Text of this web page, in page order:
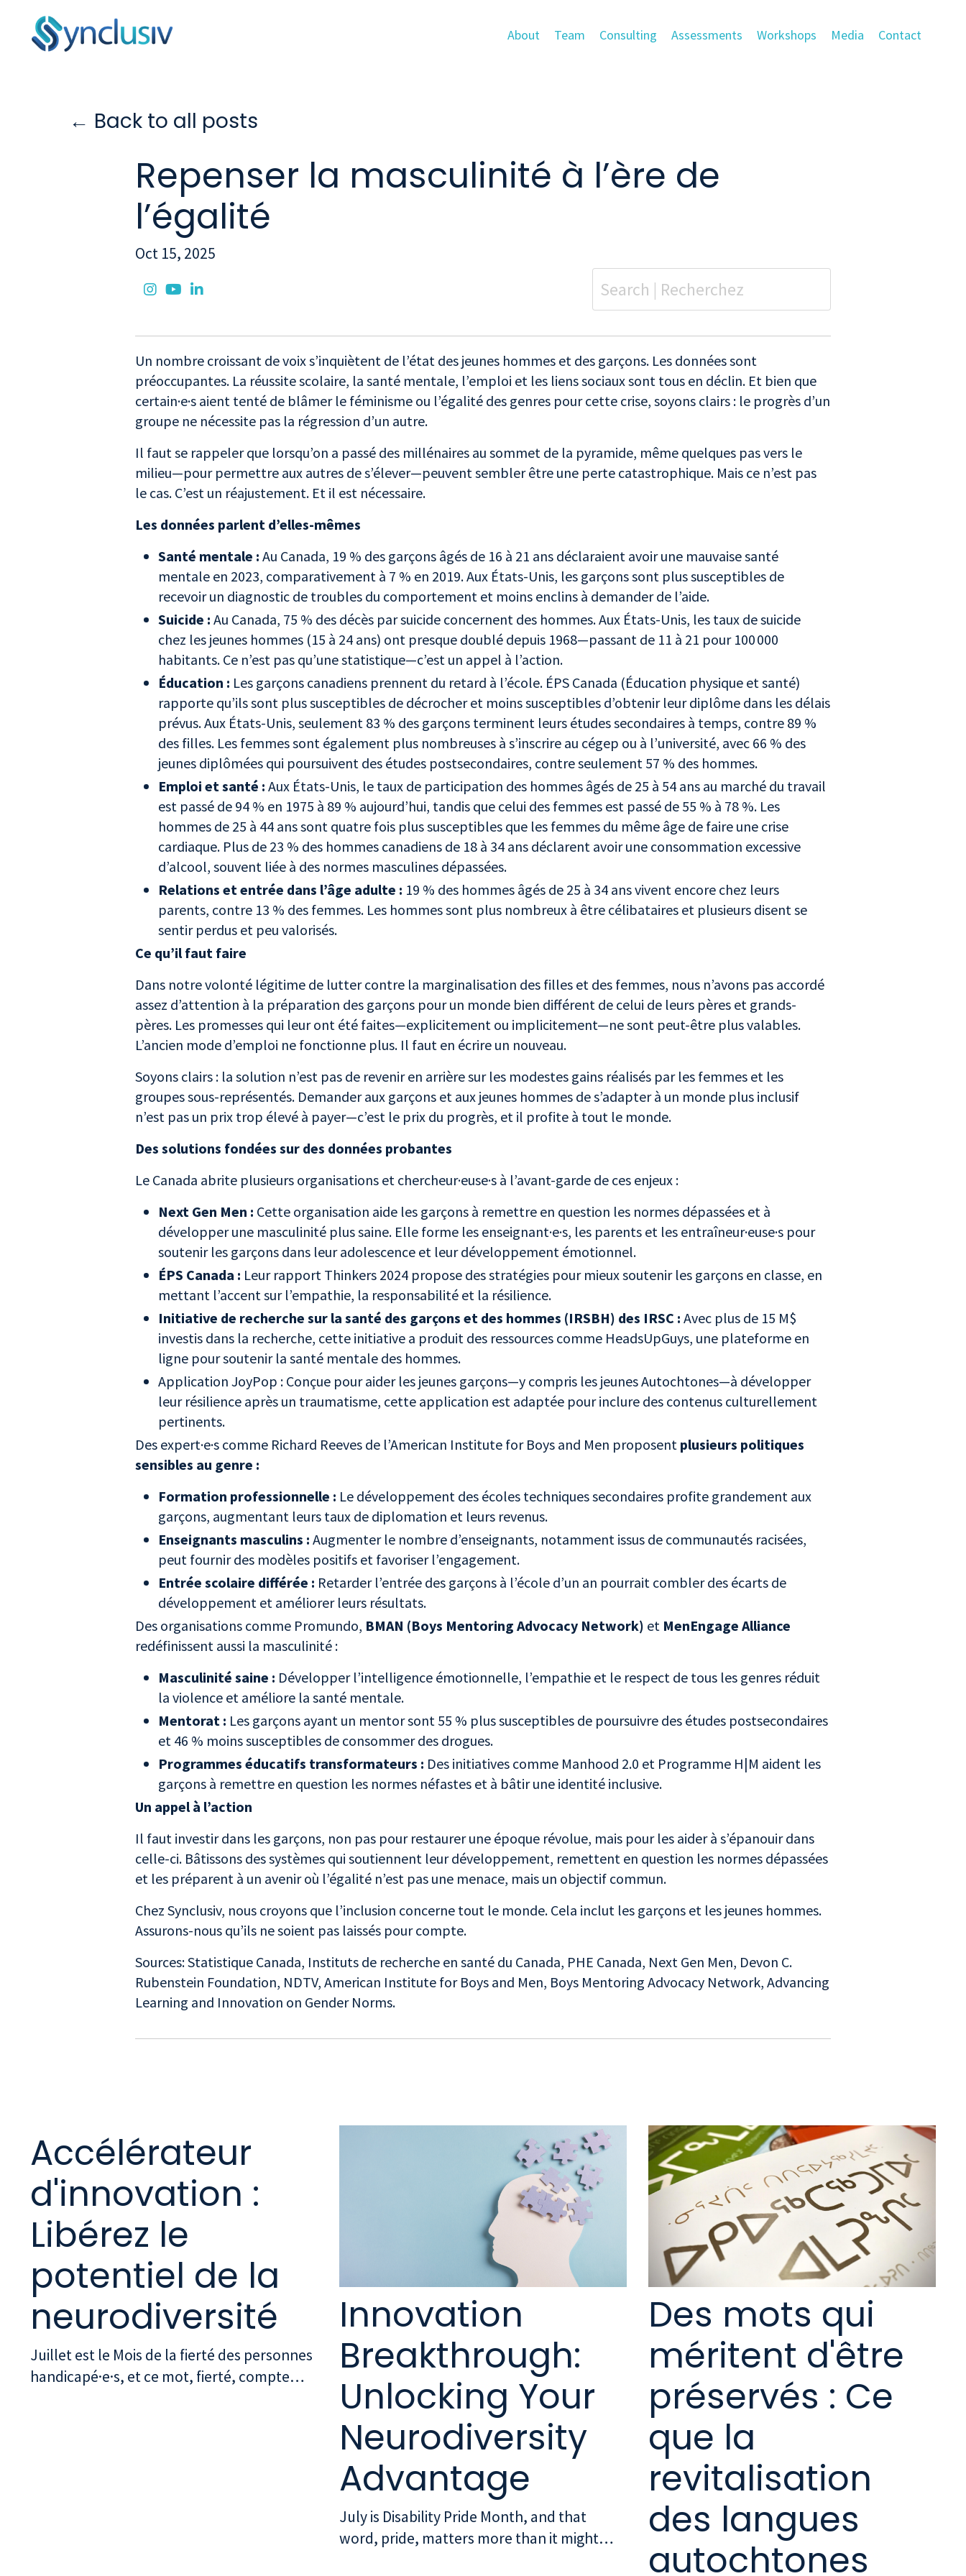
About Team Consulting Assessments Workshops Media Contact
← Back to all posts
Repenser la masculinité à l’ère de
l’égalité
Oct 15, 2025
Un nombre croissant de voix s’inquiètent de l’état des jeunes hommes et des garçons. Les données sont
préoccupantes. La réussite scolaire, la santé mentale, l’emploi et les liens sociaux sont tous en déclin. Et bien que
certain·e·s aient tenté de blâmer le féminisme ou l’égalité des genres pour cette crise, soyons clairs : le progrès d’un
groupe ne nécessite pas la régression d’un autre.
Il faut se rappeler que lorsqu’on a passé des millénaires au sommet de la pyramide, même quelques pas vers le
milieu—pour permettre aux autres de s’élever—peuvent sembler être une perte catastrophique. Mais ce n’est pas
le cas. C’est un réajustement. Et il est nécessaire.
Les données parlent d’elles-mêmes
Santé mentale :Au Canada, 19 % des garçons âgés de 16 à 21 ans déclaraient avoir une mauvaise santé
mentale en 2023, comparativement à 7 % en 2019. Aux États-Unis, les garçons sont plus susceptibles de
recevoir un diagnostic de troubles du comportement et moins enclins à demander de l’aide.
Suicide : Au Canada, 75 % des décès par suicide concernent des hommes. Aux États-Unis, les taux de suicide
chez les jeunes hommes (15 à 24 ans) ont presque doublé depuis 1968—passant de 11 à 21 pour 100 000
habitants. Ce n’est pas qu’une statistique—c’est un appel à l’action.
Éducation : Les garçons canadiens prennent du retard à l’école. ÉPS Canada (Éducation physique et santé)
rapporte qu’ils sont plus susceptibles de décrocher et moins susceptibles d’obtenir leur diplôme dans les délais
prévus. Aux États-Unis, seulement 83 % des garçons terminent leurs études secondaires à temps, contre 89 %
des filles. Les femmes sont également plus nombreuses à s’inscrire au cégep ou à l’université, avec 66 % des
jeunes diplômées qui poursuivent des études postsecondaires, contre seulement 57 % des hommes.
Emploi et santé : Aux États-Unis, le taux de participation des hommes âgés de 25 à 54 ans au marché du travail
est passé de 94 % en 1975 à 89 % aujourd’hui, tandis que celui des femmes est passé de 55 % à 78 %. Les
hommes de 25 à 44 ans sont quatre fois plus susceptibles que les femmes du même âge de faire une crise
cardiaque. Plus de 23 % des hommes canadiens de 18 à 34 ans déclarent avoir une consommation excessive
d’alcool, souvent liée à des normes masculines dépassées.
Relations et entrée dans l’âge adulte : 19 % des hommes âgés de 25 à 34 ans vivent encore chez leurs
parents, contre 13 % des femmes. Les hommes sont plus nombreux à être célibataires et plusieurs disent se
sentir perdus et peu valorisés.
Ce qu’il faut faire
Dans notre volonté légitime de lutter contre la marginalisation des filles et des femmes, nous n’avons pas accordé
assez d’attention à la préparation des garçons pour un monde bien différent de celui de leurs pères et grands-
pères. Les promesses qui leur ont été faites—explicitement ou implicitement—ne sont peut-être plus valables.
L’ancien mode d’emploi ne fonctionne plus. Il faut en écrire un nouveau.
Soyons clairs : la solution n’est pas de revenir en arrière sur les modestes gains réalisés par les femmes et les
groupes sous-représentés. Demander aux garçons et aux jeunes hommes de s’adapter à un monde plus inclusif
n’est pas un prix trop élevé à payer—c’est le prix du progrès, et il profite à tout le monde.
Des solutions fondées sur des données probantes
Le Canada abrite plusieurs organisations et chercheur·euse·s à l’avant-garde de ces enjeux :
Next Gen Men : Cette organisation aide les garçons à remettre en question les normes dépassées et à
développer une masculinité plus saine. Elle forme les enseignant·e·s, les parents et les entraîneur·euse·s pour
soutenir les garçons dans leur adolescence et leur développement émotionnel.
ÉPS Canada : Leur rapport Thinkers 2024 propose des stratégies pour mieux soutenir les garçons en classe, en
mettant l’accent sur l’empathie, la responsabilité et la résilience.
Initiative de recherche sur la santé des garçons et des hommes (IRSBH) des IRSC :Avec plus de 15 M$
investis dans la recherche, cette initiative a produit des ressources comme HeadsUpGuys, une plateforme en
ligne pour soutenir la santé mentale des hommes.
Application JoyPop : Conçue pour aider les jeunes garçons—y compris les jeunes Autochtones—à développer
leur résilience après un traumatisme, cette application est adaptée pour inclure des contenus culturellement
pertinents.
Des expert·e·s comme Richard Reeves de l’American Institute for Boys and Men proposent plusieurs politiques
sensibles au genre :
Formation professionnelle : Le développement des écoles techniques secondaires profite grandement aux
garçons, augmentant leurs taux de diplomation et leurs revenus.
Enseignants masculins : Augmenter le nombre d’enseignants, notamment issus de communautés racisées,
peut fournir des modèles positifs et favoriser l’engagement.
Entrée scolaire différée : Retarder l’entrée des garçons à l’école d’un an pourrait combler des écarts de
développement et améliorer leurs résultats.
Des organisations comme Promundo, BMAN (Boys Mentoring Advocacy Network) et MenEngage Alliance
redéfinissent aussi la masculinité :
Masculinité saine : Développer l’intelligence émotionnelle, l’empathie et le respect de tous les genres réduit
la violence et améliore la santé mentale.
Mentorat : Les garçons ayant un mentor sont 55 % plus susceptibles de poursuivre des études postsecondaires
et 46 % moins susceptibles de consommer des drogues.
Programmes éducatifs transformateurs : Des initiatives comme Manhood 2.0 et Programme H|M aident les
garçons à remettre en question les normes néfastes et à bâtir une identité inclusive.
Un appel à l’action
Il faut investir dans les garçons, non pas pour restaurer une époque révolue, mais pour les aider à s’épanouir dans
celle-ci. Bâtissons des systèmes qui soutiennent leur développement, remettent en question les normes dépassées
et les préparent à un avenir où l’égalité n’est pas une menace, mais un objectif commun.
Chez Synclusiv, nous croyons que l’inclusion concerne tout le monde. Cela inclut les garçons et les jeunes hommes.
Assurons-nous qu’ils ne soient pas laissés pour compte.
Sources:Statistique Canada, Instituts de recherche en santé du Canada, PHE Canada, Next Gen Men, Devon C.
Rubenstein Foundation, NDTV,American Institute for Boys and Men, Boys Mentoring Advocacy Network,Advancing
Learning and Innovation on Gender Norms.
Accélérateur
d'innovation :
Libérez le
potentiel de la
neurodiversité
Juillet est le Mois de la fierté des personnes
handicapé·e·s, et ce mot, fierté, compte
Innovation
Breakthrough:
Unlocking Your
Neurodiversity
Advantage
July is Disability Pride Month, and that
word, pride, matters more than it might
Des mots qui
méritent d'être
préservés : Ce
que la
revitalisation
des langues
autochtones